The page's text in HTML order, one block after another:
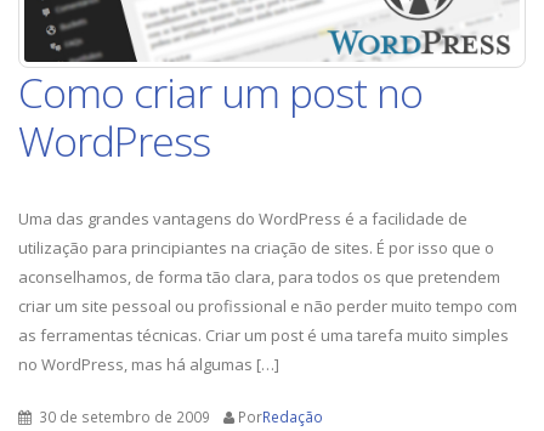
Como criar um post no
WordPress
Uma das grandes vantagens do WordPress é a facilidade de
utilização para principiantes na criação de sites. É por isso que o
aconselhamos, de forma tão clara, para todos os que pretendem
criar um site pessoal ou profissional e não perder muito tempo com
as ferramentas técnicas. Criar um post é uma tarefa muito simples
no WordPress, mas há algumas […]
30 de setembro de 2009 PorRedação